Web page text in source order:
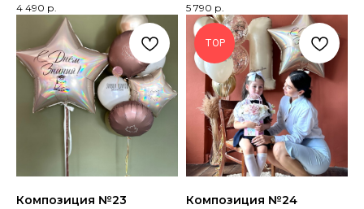
4 490 р. 5 790 р.
Композиция №23
TOP
Композиция №24
КОНТАКТЫ
+7 905 866 37 67